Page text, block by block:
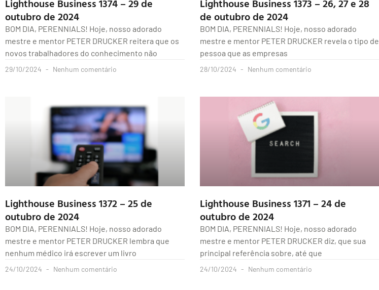
outubro de 2024
BOM DIA, PERENNIALS! Hoje, nosso adorado
mestre e mentor PETER DRUCKER reitera que os
novos trabalhadores do conhecimento não
29/10/2024 Nenhum comentário
de outubro de 2024
BOM DIA, PERENNIALS! Hoje, nosso adorado
mestre e mentor PETER DRUCKER revela o tipo de
pessoa que as empresas
28/10/2024 Nenhum comentário
Lighthouse Business 1372 – 25 de
outubro de 2024
BOM DIA, PERENNIALS! Hoje, nosso adorado
mestre e mentor PETER DRUCKER lembra que
nenhum médico irá escrever um livro
24/10/2024 Nenhum comentário
Lighthouse Business 1371 – 24 de
outubro de 2024
BOM DIA, PERENNIALS! Hoje, nosso adorado
mestre e mentor PETER DRUCKER diz, que sua
principal referência sobre, até que
24/10/2024 Nenhum comentário